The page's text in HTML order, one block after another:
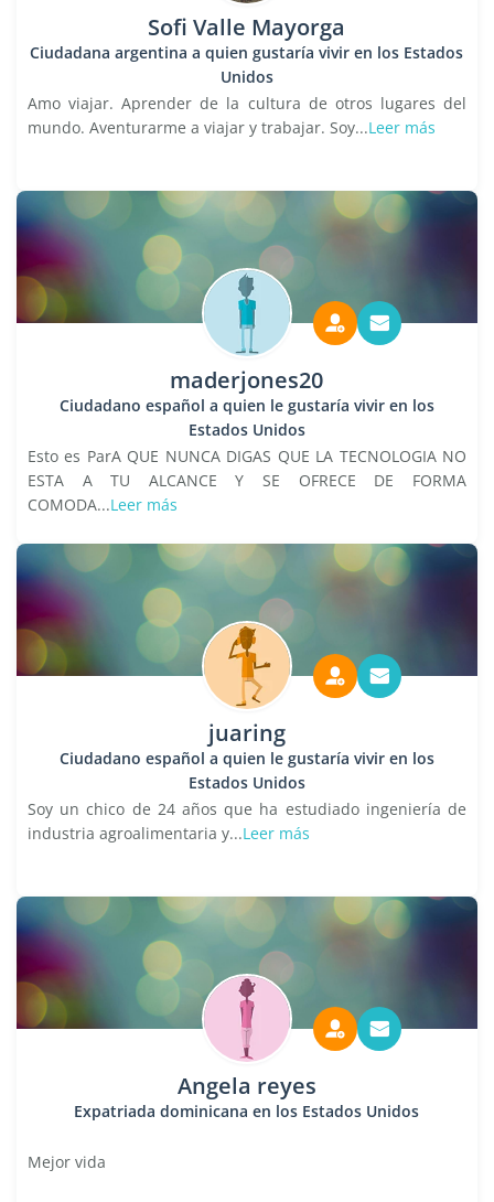
Sofi Valle Mayorga
Ciudadana argentina a quien gustaría vivir en los Estados
Unidos
Amo viajar. Aprender de la cultura de otros lugares del
mundo. Aventurarme a viajar y trabajar. Soy...Leer más
maderjones20
Ciudadano español a quien le gustaría vivir en los
Estados Unidos
Esto es ParA QUE NUNCA DIGAS QUE LA TECNOLOGIA NO
ESTA A TU ALCANCE Y SE OFRECE DE FORMA
COMODA...Leer más
juaring
Ciudadano español a quien le gustaría vivir en los
Estados Unidos
Soy un chico de 24 años que ha estudiado ingeniería de
industria agroalimentaria y...Leer más
Angela reyes
Expatriada dominicana en los Estados Unidos
Mejor vida